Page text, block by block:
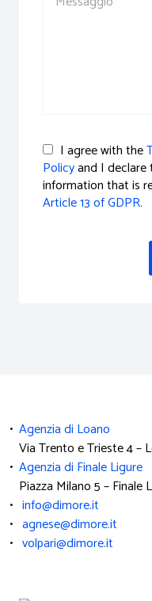
I agree with the
Policyand I
information that is
Article 13 of GDPR.
• Agenzia di Loano
Via Trento e Trieste 4 –
• Agenzia di Finale Ligure
Piazza Milano 5 – Finale
• info@dimore.it
• agnese@dimore.it
• volpari@dimore.it